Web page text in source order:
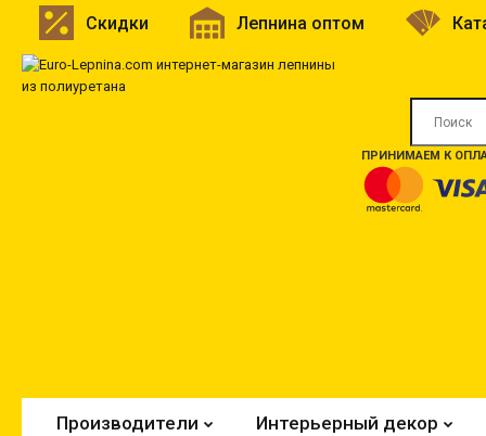
Скидки Лепнина оптом
ПРИНИМАЕМ К
Производители Интерьерный декор